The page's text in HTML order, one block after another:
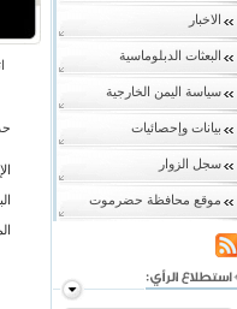
الاخبار
البعثات الدبلوماسية
سياسة اليمن الخارجية
بيانات وإحصائيات
سجل الزوار
موقع محافظة حضرموت